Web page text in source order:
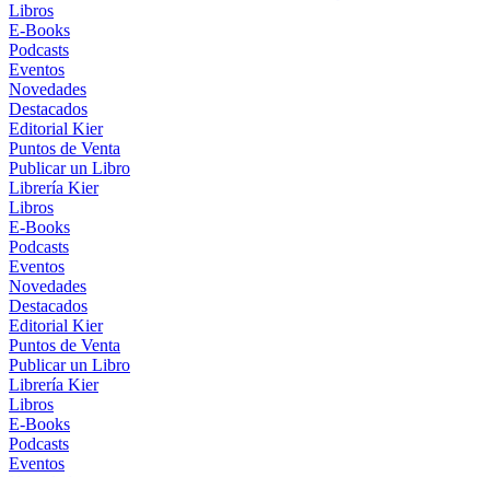
Libros
E-Books
Podcasts
Eventos
Novedades
Destacados
Editorial Kier
Puntos de Venta
Publicar un Libro
Librería Kier
Libros
E-Books
Podcasts
Eventos
Novedades
Destacados
Editorial Kier
Puntos de Venta
Publicar un Libro
Librería Kier
Libros
E-Books
Podcasts
Eventos